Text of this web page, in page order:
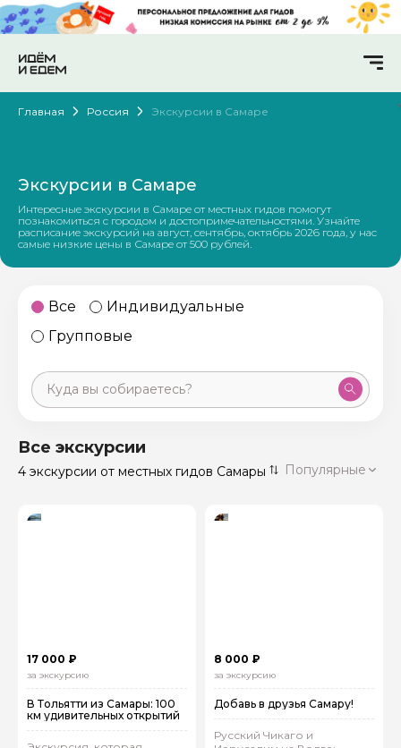
Главная Россия Экскурсии в Самаре
Экскурсии в Самаре
Интересные экскурсии в Самаре от местных гидов помогут
познакомиться с городом и достопримечательностями. Узнайте
расписание экскурсий на август, сентябрь, октябрь 2026 года, у нас
самые низкие цены в Самаре от 500 рублей.
Все
Индивидуальные
Групповые
Санкт-Петербург 50 экскурсий
Россия
Все экскурсии
4 экскурсии от местных гидов Самары Популярные
17 000 ₽
за экскурсию
В Тольятти из Самары: 100
км удивительных открытий
8 000 ₽
за экскурсию
Добавь в друзья Самару!
Русский Чикаго и